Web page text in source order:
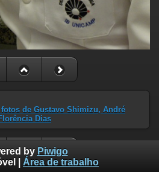
fotos de Gustavo Shimizu, André
Dias
by Piwigo
Área de trabalho